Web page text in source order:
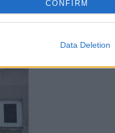
CONFIRM
Data Deletion
V
možnost
slouží i